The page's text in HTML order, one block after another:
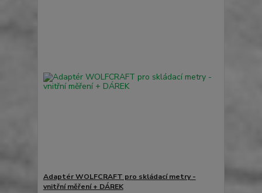
Adaptér WOLFCRAFT pro skládací metry -
vnitřní měření + DÁREK